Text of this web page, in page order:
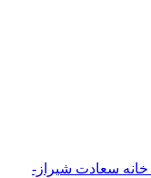
خانه سعادت شیراز-